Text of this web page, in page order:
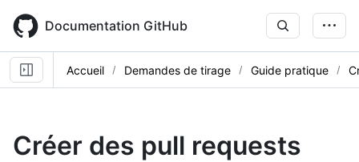
main
content
Documentation GitHub
Accueil Demandes de tirage Guide pratique
Créer des pull requests